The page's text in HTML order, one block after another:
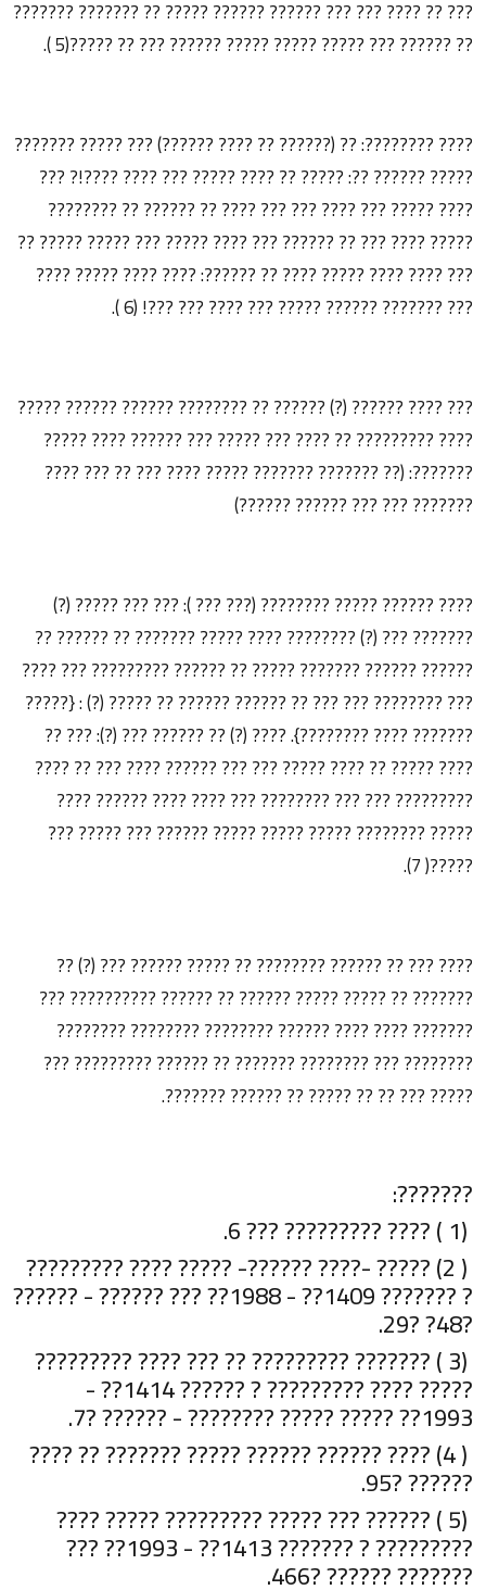
??? ?? ???? ??? ??? ?????? ?????? ????? ?? ??????? ???????
?? ?????? ??? ????? ????? ????? ?????? ??? ?? ?????(5 ).
???? ????????: ?? (?????? ?? ???? ??????) ??? ????? ???????
????? ?????? ??: ????? ?? ???? ????? ??? ???? ????!? ???
???? ????? ??? ???? ??? ??? ???? ?? ?????? ?? ????????
????? ???? ??? ?? ?????? ??? ???? ????? ??? ????? ????? ??
??? ???? ???? ????? ???? ?? ??????: ???? ???? ????? ????
??? ??????? ?????? ????? ??? ???? ??? ???! (6 ).
??? ???? ?????? (?) ?????? ?? ???????? ?????? ?????? ?????
???? ????????? ?? ???? ??? ????? ??? ?????? ???? ?????
???????: (?? ??????? ??????? ????? ???? ??? ?? ??? ????
??????? ??? ??? ?????? ??????)
???? ?????? ????? ???????? (??? ??? ): ??? ??? ????? (?)
??????? ??? (?) ???????? ???? ????? ??????? ?? ?????? ??
?????? ?????? ??????? ????? ?? ?????? ????????? ??? ????
??? ???????? ??? ??? ?? ?????? ?????? ?? ????? (?) : {?????
??????? ???? ????????}. ???? (?) ?? ?????? ??? (?): ??? ??
???? ????? ?? ???? ????? ??? ??? ?????? ???? ??? ?? ????
????????? ??? ??? ???????? ??? ???? ???? ?????? ????
????? ???????? ????? ????? ????? ?????? ??? ????? ???
?????( 7).
???? ??? ?? ?????? ???????? ?? ????? ?????? ??? (?) ??
??????? ?? ????? ????? ?????? ?? ?????? ?????????? ???
??????? ???? ???? ?????? ???????? ???????? ????????
???????? ??? ???????? ??????? ?? ?????? ????????? ???
????? ??? ?? ?? ????? ?? ?????? ???????.
???????:
(1 ) ???? ????????? ??? 6.
( 2) ????? -???? ??????- ????? ???? ?????????
? ??????? 1409?? - 1988?? ??? ?????? - ??????
?48? ?29.
(3 ) ??????? ????????? ?? ??? ???? ?????????
????? ???? ????????? ? ?????? 1414?? -
1993?? ????? ????? ???????? - ?????? ?7.
( 4) ???? ?????? ?????? ????? ??????? ?? ????
?????? ?95.
(5 ) ?????? ??? ????? ????????? ????? ????
????????? ? ??????? 1413?? - 1993?? ???
??????? ?????? ?466.